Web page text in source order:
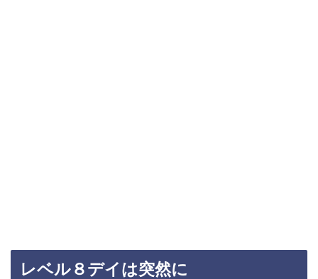
レベル８デイは突然に